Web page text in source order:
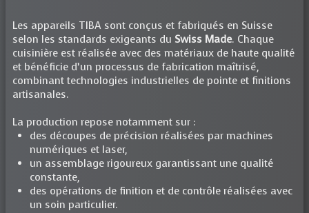
Les appareils TIBA sont conçus et fabriqués en Suisse
selon les standards exigeants du Swiss Made. Chaque
cuisinière est réalisée avec des matériaux de haute qualité
et bénéficie d’un processus de fabrication maîtrisé,
combinant technologies industrielles de pointe et finitions
artisanales.
La production repose notamment sur :
des découpes de précision réalisées par machines
numériques et laser,
un assemblage rigoureux garantissant une qualité
constante,
des opérations de finition et de contrôle réalisées avec
un soin particulier.